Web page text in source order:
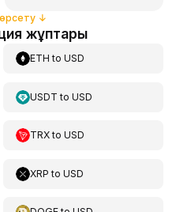
↓
жұптары
ETH toUSD
USDT toUSD
TRXtoUSD
XRP toUSD